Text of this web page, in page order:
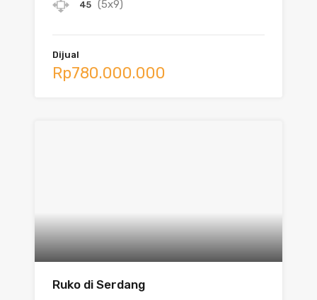
45 (5x9)
Dijual
Rp780.000.000
Ruko di Serdang